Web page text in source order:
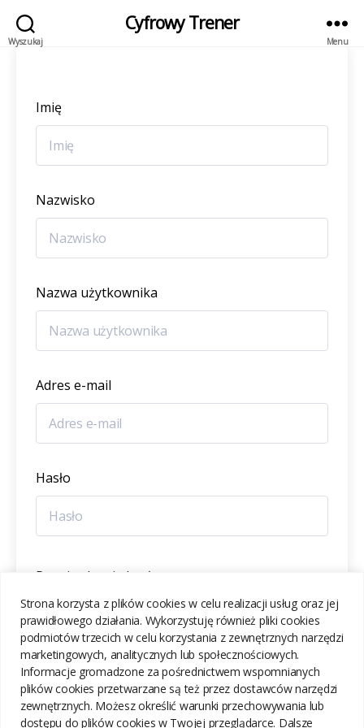
Strona korzysta z plików cookies w celu realizacji usług oraz jej
prawidłowego działania. Wykorzystuję również pliki cookies
podmiotów trzecich w celu korzystania z zewnętrznych narzędzi
marketingowych, analitycznych lub społecznościowych.
Informacje gromadzone za pośrednictwem wspomnianych
plików cookies przetwarzane są też przez dostawców narzędzi
zewnętrznych. Możesz określić warunki przechowywania lub
dostępu do plików cookies w Twojej przeglądarce. Dalsze
Wyszukaj
Cyfrowy Trener
Menu
Imię
Nazwisko
Nazwa użytkownika
Adres e-mail
Hasło
Potwierdzenie hasła
ZAREJESTRUJ SIĘ